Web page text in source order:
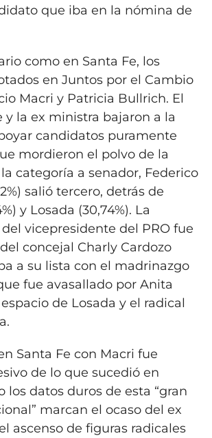
que iba en la nómina de
como en Santa Fe, los
en Juntos por el Cambio
Macri y Patricia Bullrich. El
y la ex ministra bajaron a la
candidatos puramente
mordieron el polvo de la
categoría a senador, Federico
salió tercero, detrás de
y Losada (30,74%). La
vicepresidente del PRO fue
concejal Charly Cardozo
a su lista con el madrinazgo
fue avasallado por Anita
de Losada y el radical
Santa Fe con Macri fue
de lo que sucedió en
los datos duros de esta “gran
marcan el ocaso del ex
ascenso de figuras radicales